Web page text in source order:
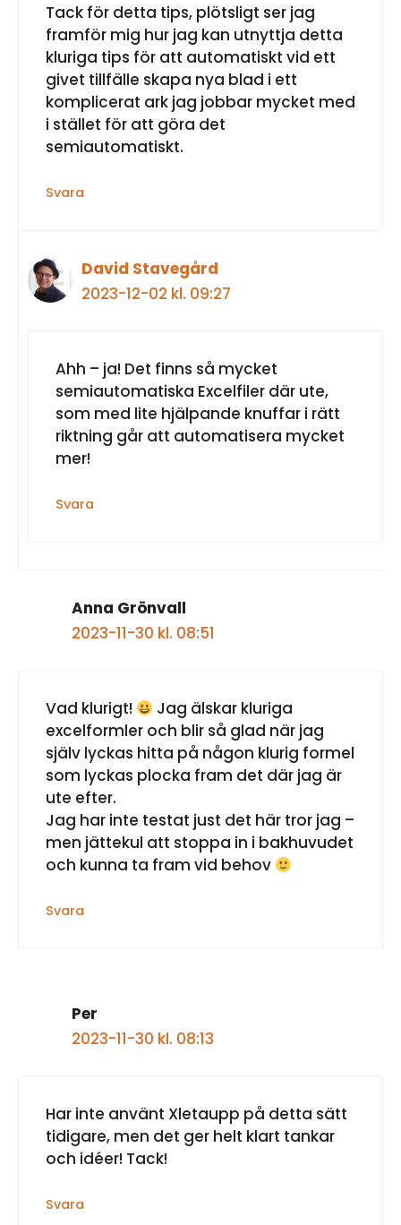
Tack för detta tips, plötsligt ser jag
framför mig hur jag kan utnyttja detta
kluriga tips för att automatiskt vid ett
givet tillfälle skapa nya blad i ett
komplicerat ark jag jobbar mycket med
i stället för att göra det
semiautomatiskt.
Svara
David Stavegård
2023-12-02 kl. 09:27
Ahh – ja! Det finns så mycket
semiautomatiska Excelfiler där ute,
som med lite hjälpande knuffar i rätt
riktning går att automatisera mycket
mer!
Svara
Anna Grönvall
2023-11-30 kl. 08:51
Vad klurigt!
Jag älskar kluriga
excelformler och blir så glad när jag
själv lyckas hitta på någon klurig formel
som lyckas plocka fram det där jag är
ute efter.
Jag har inte testat just det här tror jag –
men jättekul att stoppa in i bakhuvudet
och kunna ta fram vid behov
Svara
Per
2023-11-30 kl. 08:13
Har inte använt Xletaupp på detta sätt
tidigare, men det ger helt klart tankar
och idéer! Tack!
Svara